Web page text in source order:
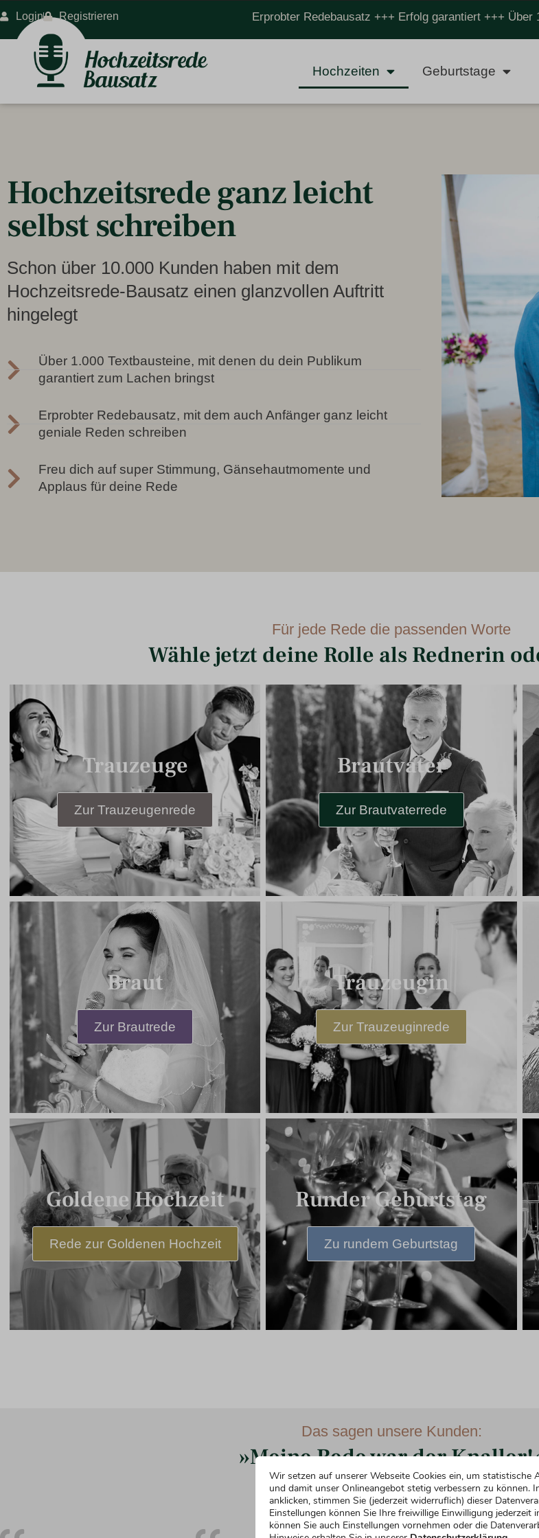
Erprobter Redebausatz +++ Erfolg garantiert +++ Über
Login Registrieren
Hochzeiten Geburtstage
Hochzeitsrede ganz leicht
selbst schreiben
Schon über 10.000 Kunden haben mit dem
Hochzeitsrede-Bausatz einen glanzvollen Auftritt
hingelegt
Über 1.000 Textbausteine, mit denen du dein Publikum
garantiert zum Lachen bringst
Erprobter Redebausatz, mit dem auch Anfänger ganz leicht
geniale Reden schreiben
Freu dich auf super Stimmung, Gänsehautmomente und
Applaus für deine Rede
Für jede Rede die passenden Worte
Wähle jetzt deine Rolle als Rednerin
Trauzeuge
Zur Trauzeugenrede
Brautvater
Zur Brautvaterrede
Braut
Zur Brautrede
Trauzeugin
Zur Trauzeuginrede
Goldene Hochzeit
Rede zur Goldenen Hochzeit
Runder Geburtstag
Zu rundem Geburtstag
Das sagen unsere Kunden:
»Meine Rede war der
    
Wir setzen auf unserer Webseite Cookies ein, um statistische
und damit unser Onlineangebot stetig verbessern zu können.
anklicken, stimmen Sie (jederzeit widerruflich) dieser
Einstellungen können Sie Ihre freiwillige Einwilligung jederzeit
können Sie auch Einstellungen vornehmen oder die